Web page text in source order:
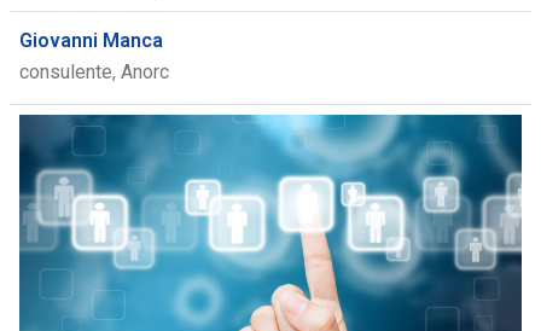
Giovanni Manca
consulente, Anorc